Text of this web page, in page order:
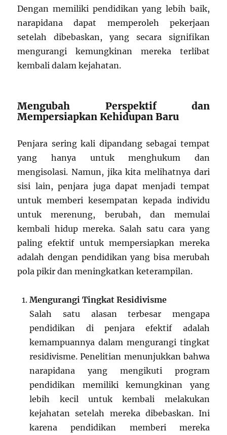
Dengan memiliki pendidikan yang lebih baik,
narapidana dapat memperoleh pekerjaan
setelah dibebaskan, yang secara signifikan
mengurangi kemungkinan mereka terlibat
kembali dalam kejahatan.
Mengubah Perspektif dan
Mempersiapkan Kehidupan Baru
Penjara sering kali dipandang sebagai tempat
yang hanya untuk menghukum dan
mengisolasi. Namun, jika kita melihatnya dari
sisi lain, penjara juga dapat menjadi tempat
untuk memberi kesempatan kepada individu
untuk merenung, berubah, dan memulai
kembali hidup mereka. Salah satu cara yang
paling efektif untuk mempersiapkan mereka
adalah dengan pendidikan yang bisa merubah
pola pikir dan meningkatkan keterampilan.
Mengurangi Tingkat Residivisme
Salah satu alasan terbesar mengapa
pendidikan di penjara efektif adalah
kemampuannya dalam mengurangi tingkat
residivisme. Penelitian menunjukkan bahwa
narapidana yang mengikuti program
pendidikan memiliki kemungkinan yang
lebih kecil untuk kembali melakukan
kejahatan setelah mereka dibebaskan. Ini
karena pendidikan memberi mereka